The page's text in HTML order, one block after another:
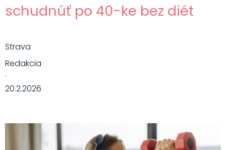
schudnúť po 40-ke bez diét
Strava
Redakcia
·
20.2.2026